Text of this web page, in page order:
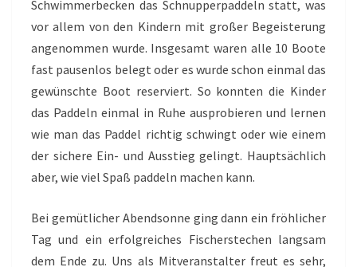
Schwimmerbecken das Schnupperpaddeln statt, was
vor allem von den Kindern mit großer Begeisterung
angenommen wurde. Insgesamt waren alle 10 Boote
fast pausenlos belegt oder es wurde schon einmal das
gewünschte Boot reserviert. So konnten die Kinder
das Paddeln einmal in Ruhe ausprobieren und lernen
wie man das Paddel richtig schwingt oder wie einem
der sichere Ein- und Ausstieg gelingt. Hauptsächlich
aber, wie viel Spaß paddeln machen kann.
Bei gemütlicher Abendsonne ging dann ein fröhlicher
Tag und ein erfolgreiches Fischerstechen langsam
dem Ende zu. Uns als Mitveranstalter freut es sehr,